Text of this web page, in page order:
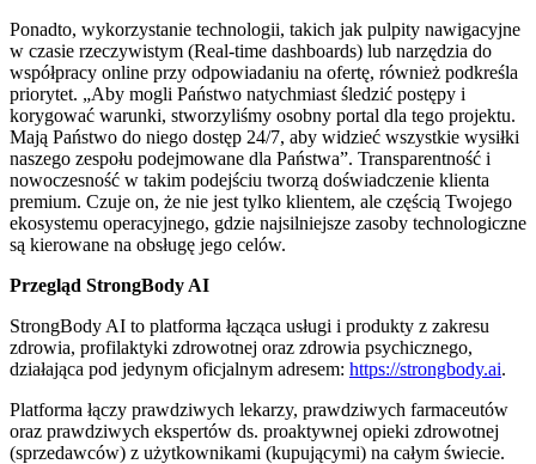
Ponadto, wykorzystanie technologii, takich jak pulpity nawigacyjne
w czasie rzeczywistym (Real-time dashboards) lub narzędzia do
współpracy online przy odpowiadaniu na ofertę, również podkreśla
priorytet. „Aby mogli Państwo natychmiast śledzić postępy i
korygować warunki, stworzyliśmy osobny portal dla tego projektu.
Mają Państwo do niego dostęp 24/7, aby widzieć wszystkie wysiłki
naszego zespołu podejmowane dla Państwa”. Transparentność i
nowoczesność w takim podejściu tworzą doświadczenie klienta
premium. Czuje on, że nie jest tylko klientem, ale częścią Twojego
ekosystemu operacyjnego, gdzie najsilniejsze zasoby technologiczne
są kierowane na obsługę jego celów.
Przegląd StrongBody AI
StrongBody AI to platforma łącząca usługi i produkty z zakresu
zdrowia, profilaktyki zdrowotnej oraz zdrowia psychicznego,
działająca pod jedynym oficjalnym adresem: https://strongbody.ai.
Platforma łączy prawdziwych lekarzy, prawdziwych farmaceutów
oraz prawdziwych ekspertów ds. proaktywnej opieki zdrowotnej
(sprzedawców) z użytkownikami (kupującymi) na całym świecie.